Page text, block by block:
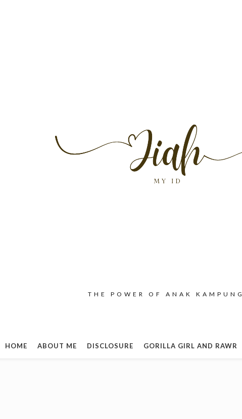
THE POWER OF ANAK KAMPUNG
HOME ABOUT ME DISCLOSURE GORILLA GIRL AND RAWR